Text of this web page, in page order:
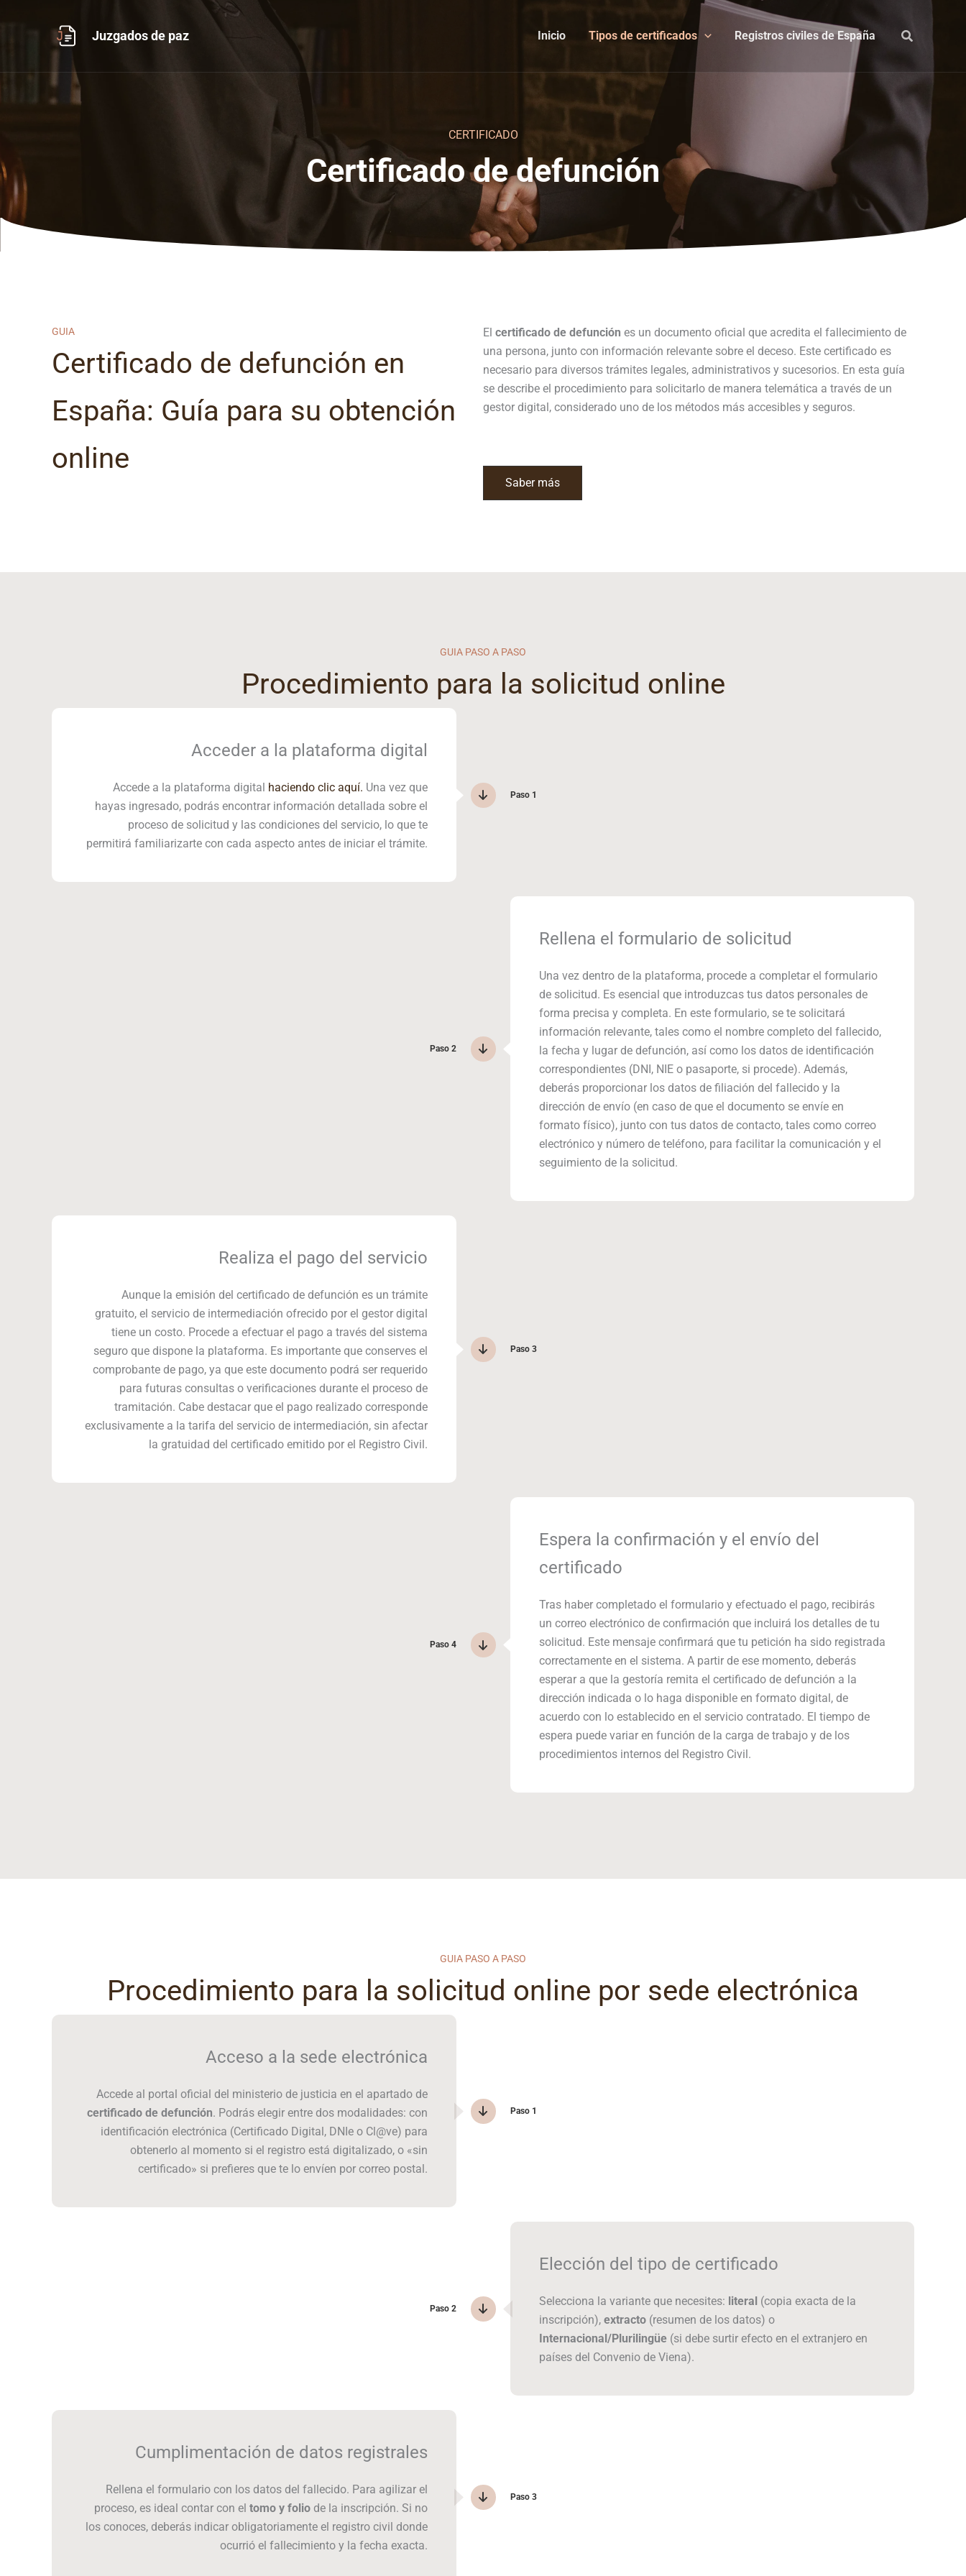
Juzgados de paz Inicio Tipos de certificados Registros civiles de España
CERTIFICADO
Certificado de defunción
GUIA
Certificado de defunción en
España: Guía para su obtención
online
El certificado de defunción es un documento oficial que acredita el fallecimiento de
una persona, junto con información relevante sobre el deceso. Este certificado es
necesario para diversos trámites legales, administrativos y sucesorios. En esta guía
se describe el procedimiento para solicitarlo de manera telemática a través de un
gestor digital, considerado uno de los métodos más accesibles y seguros.
Saber más
GUIA PASO A PASO
Procedimiento para la solicitud online
Acceder a la plataforma digital
Accede a la plataforma digital haciendo clic aquí. Una vez que
hayas ingresado, podrás encontrar información detallada sobre el
proceso de solicitud y las condiciones del servicio, lo que te
permitirá familiarizarte con cada aspecto antes de iniciar el trámite.
Paso 1
Rellena el formulario de solicitud
Una vez dentro de la plataforma, procede a completar el formulario
de solicitud. Es esencial que introduzcas tus datos personales de
forma precisa y completa. En este formulario, se te solicitará
información relevante, tales como el nombre completo del fallecido,
la fecha y lugar de defunción, así como los datos de identificación
correspondientes (DNI, NIE o pasaporte, si procede). Además,
deberás proporcionar los datos de filiación del fallecido y la
dirección de envío (en caso de que el documento se envíe en
formato físico), junto con tus datos de contacto, tales como correo
electrónico y número de teléfono, para facilitar la comunicación y el
seguimiento de la solicitud.
Paso 2
Realiza el pago del servicio
Aunque la emisión del certificado de defunción es un trámite
gratuito, el servicio de intermediación ofrecido por el gestor digital
tiene un costo. Procede a efectuar el pago a través del sistema
seguro que dispone la plataforma. Es importante que conserves el
comprobante de pago, ya que este documento podrá ser requerido
para futuras consultas o verificaciones durante el proceso de
tramitación. Cabe destacar que el pago realizado corresponde
exclusivamente a la tarifa del servicio de intermediación, sin afectar
la gratuidad del certificado emitido por el Registro Civil.
Paso 3
Espera la confirmación y el envío del
certificado
Tras haber completado el formulario y efectuado el pago, recibirás
un correo electrónico de confirmación que incluirá los detalles de tu
solicitud. Este mensaje confirmará que tu petición ha sido registrada
correctamente en el sistema. A partir de ese momento, deberás
esperar a que la gestoría remita el certificado de defunción a la
dirección indicada o lo haga disponible en formato digital, de
acuerdo con lo establecido en el servicio contratado. El tiempo de
espera puede variar en función de la carga de trabajo y de los
procedimientos internos del Registro Civil.
Paso 4
GUIA PASO A PASO
Procedimiento para la solicitud online por sede electrónica
Acceso a la sede electrónica
Accede al portal oficial del ministerio de justicia en el apartado de
certificado de defunción. Podrás elegir entre dos modalidades: con
identificación electrónica (Certificado Digital, DNIe o Cl@ve) para
obtenerlo al momento si el registro está digitalizado, o «sin
certificado» si prefieres que te lo envíen por correo postal.
Paso 1
Elección del tipo de certificado
Selecciona la variante que necesites: literal(copia exacta de la
inscripción), extracto(resumen de los datos) o
Internacional/Plurilingüe(si debe surtir efecto en el extranjero en
países del Convenio de Viena).
Paso 2
Cumplimentación de datos registrales
Rellena el formulario con los datos del fallecido. Para agilizar el
proceso, es ideal contar con el tomo y foliode la inscripción. Si no
los conoces, deberás indicar obligatoriamente el registro civil donde
ocurrió el fallecimiento y la fecha exacta.
Paso 3